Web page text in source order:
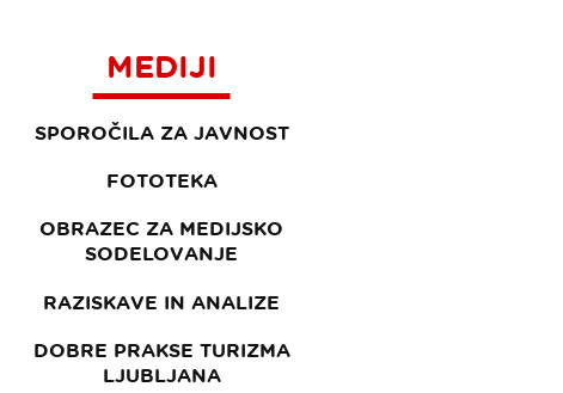
MEDIJI
SPOROČILA ZA JAVNOST
FOTOTEKA
OBRAZEC ZA MEDIJSKO
SODELOVANJE
RAZISKAVE IN ANALIZE
DOBRE PRAKSE TURIZMA
LJUBLJANA